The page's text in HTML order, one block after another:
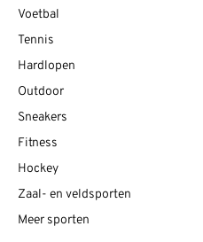
Voetbal
Tennis
Hardlopen
Outdoor
Sneakers
Fitness
Hockey
Zaal- en veldsporten
Meer sporten